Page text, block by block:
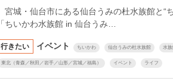
宮城・仙台市にある仙台うみの杜水族館と“
「ちいかわ水族館 in 仙台うみ…
行きたい イベント ちいかわ 仙台うみの杜水族館 水族
東北（青森／秋田／岩手／山形／宮城／福島） イベント ライフ